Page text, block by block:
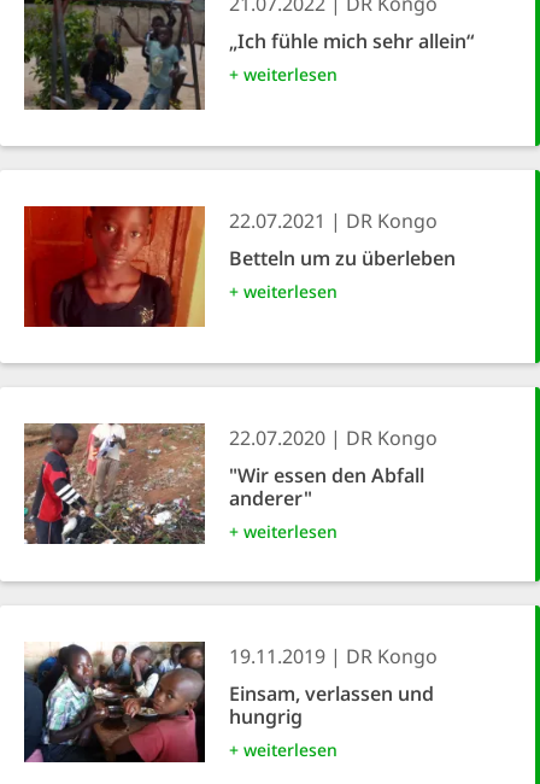
„Ich fühle mich sehr allein“
+ weiterlesen
22.07.2021
DR Kongo
Betteln um zu überleben
+ weiterlesen
22.07.2020
DR Kongo
"Wir essen den Abfall
anderer"
+ weiterlesen
19.11.2019
DR Kongo
Einsam, verlassen und
hungrig
+ weiterlesen